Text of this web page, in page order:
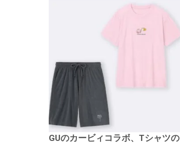
GUのカービィコラボ、Tシャツの